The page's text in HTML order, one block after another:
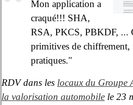
Mon application a
craqué!!! SHA,
RSA, PKCS, PBKDF, ...
primitives de chiffrement,
pratiques."
RDV dans les locaux du Groupe
la valorisation automobile le 23